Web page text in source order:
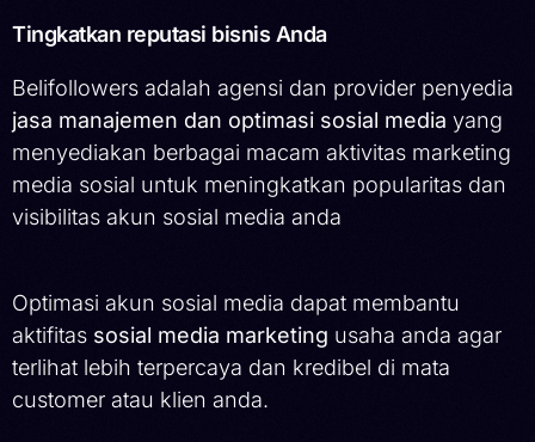
Tingkatkan reputasi bisnis Anda
Belifollowers adalah agensi dan provider penyedia
jasa manajemen dan optimasi sosial media yang
menyediakan berbagai macam aktivitas marketing
media sosial untuk meningkatkan popularitas dan
visibilitas akun sosial media anda
Optimasi akun sosial media dapat membantu
aktifitas sosial media marketing usaha anda agar
terlihat lebih terpercaya dan kredibel di mata
customer atau klien anda.